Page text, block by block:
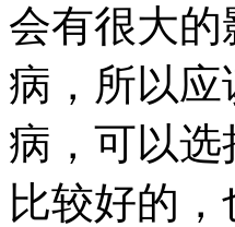
会有很大
病，所以
病，可以
比较好的